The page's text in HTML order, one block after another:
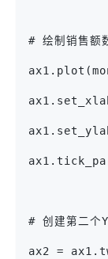
# 绘制销售额
# 创建第二个
ax2 =